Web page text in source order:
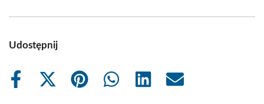
Udostępnij
Share
Share
Share
Share
Share
Share